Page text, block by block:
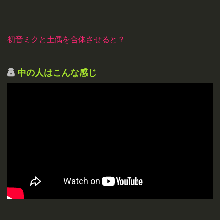
初音ミクと土偶を合体させると？
中の人はこんな感じ